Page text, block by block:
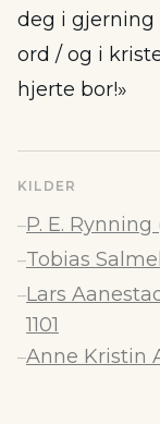
deg i gjerning
ord / og i
hjerte bor!»
KILDER
–P. E. Rynning
–Tobias
–Lars
1101
–Anne Kristin